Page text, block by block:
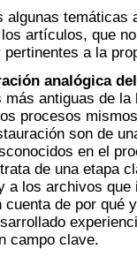
algunas temáticas
artículos, que
a la
analógica
antiguas de la
procesos
son de
en el
de una etapa
a los archivos que
de por qué
campo clave.